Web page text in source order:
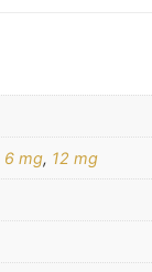
6 mg, 12 mg